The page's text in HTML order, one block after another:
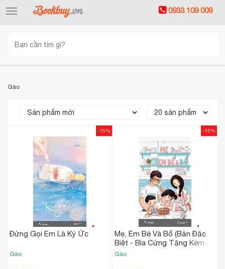
Toggle
0933 109 009
Gào
Đừng Gọi Em Là Ký Ức
Gào
-15%
Mẹ, Em Bé Và Bố (Bản Đặc
Biệt - Bìa Cứng Tặng Kèm
Bookmark)
Gào
-15%